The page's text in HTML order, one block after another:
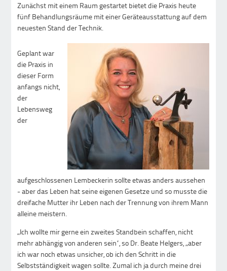
Zunächst mit einem Raum gestartet bietet die Praxis heute
fünf Behandlungsräume mit einer Geräteausstattung auf dem
neuesten Stand der Technik.
Geplant war
die Praxis in
dieser Form
anfangs nicht,
der
Lebensweg
der
aufgeschlossenen Lembeckerin sollte etwas anders aussehen
- aber das Leben hat seine eigenen Gesetze und so musste die
dreifache Mutter ihr Leben nach der Trennung von ihrem Mann
alleine meistern.
„Ich wollte mir gerne ein zweites Standbein schaffen, nicht
mehr abhängig von anderen sein“, so Dr. Beate Helgers, „aber
ich war noch etwas unsicher, ob ich den Schritt in die
Selbstständigkeit wagen sollte. Zumal ich ja durch meine drei